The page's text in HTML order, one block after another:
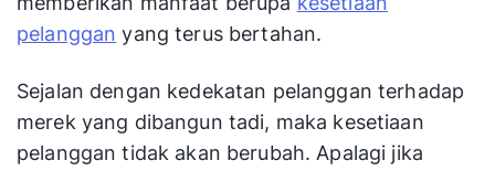
pelanggan yang terus bertahan.
Sejalan dengan kedekatan pelanggan terhadap
merek yang dibangun tadi, maka kesetiaan
pelanggan tidak akan berubah. Apalagi jika